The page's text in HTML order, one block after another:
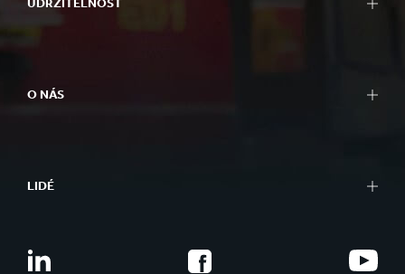
UDRŽITELNOST
O NÁS
LIDÉ